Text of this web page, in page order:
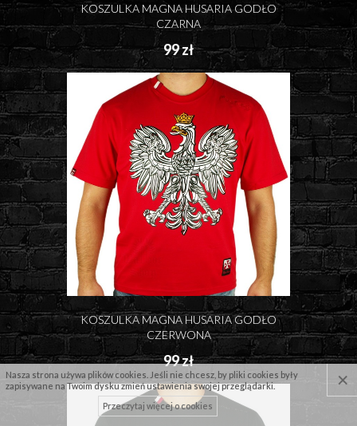
KOSZULKA MAGNA HUSARIA GODŁO
CZARNA
99 zł
KOSZULKA MAGNA HUSARIA GODŁO
CZERWONA
99 zł
Nasza strona używa plików cookies. Jeśli nie chcesz, by pliki cookies były
zapisywane na Twoim dysku zmień ustawienia swojej przeglądarki.
×
Przeczytaj więcej o cookies